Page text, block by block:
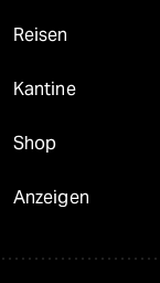
Reisen
Kantine
Shop
Anzeigen